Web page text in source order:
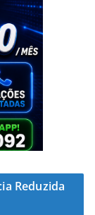
Reduzida